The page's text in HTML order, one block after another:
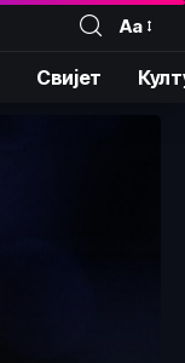
Аа
Свијет